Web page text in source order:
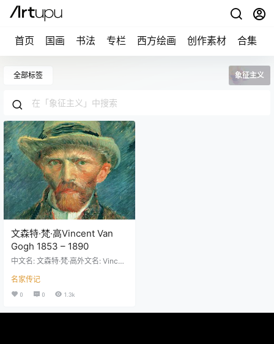
首页 国画 书法 专栏 西方绘画 创作素材 合集
全部标签 象征主义
文森特·梵·高Vincent Van
Gogh 1853 – 1890
中文名: 文森特·梵·高外文名: Vincen
特·梵高,凡高,文森特·威廉·梵高国籍:
荷兰出生地: 布拉班特[荷]出生日期:
1853逝世日期: 1890逝世地: 瓦兹河
名家传记
0 0 1.3k